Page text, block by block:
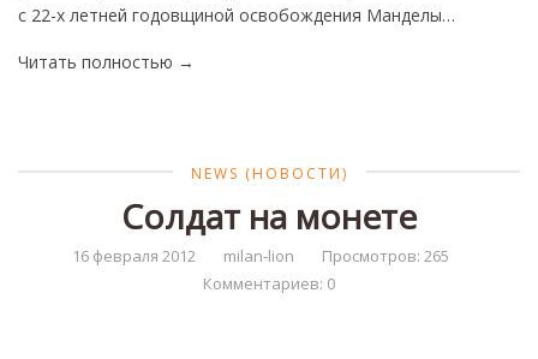
с 22-х летней годовщиной освобождения Манделы…
Читать полностью →
NEWS (НОВОСТИ)
Солдат на монете
16 февраля 2012 milan-lion
Просмотров: 265
Комментариев: 0